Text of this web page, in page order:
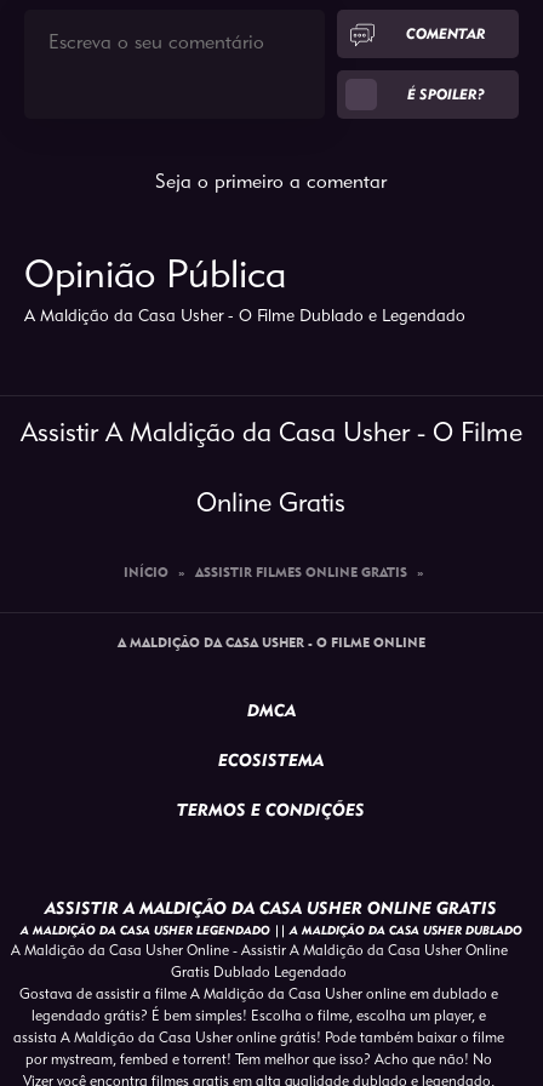
COMENTAR
É SPOILER?
Seja o primeiro a comentar
Opinião Pública
A Maldição da Casa Usher - O Filme Dublado e Legendado
Assistir A Maldição da Casa Usher - O Filme
Online Gratis
INÍCIO » ASSISTIR FILMES ONLINE GRATIS »
A MALDIÇÃO DA CASA USHER - O FILME ONLINE
DMCA
ECOSISTEMA
TERMOS E CONDIÇÕES
ASSISTIR A MALDIÇÃO DA CASA USHER ONLINE GRATIS
A MALDIÇÃO DA CASA USHER LEGENDADO || A MALDIÇÃO DA CASA USHER DUBLADO
A Maldição da Casa Usher Online - Assistir A Maldição da Casa Usher Online
Gratis Dublado Legendado
Gostava de assistir a filme A Maldição da Casa Usher online em dublado e
legendado grátis? É bem simples! Escolha o filme, escolha um player, e
assista A Maldição da Casa Usher online grátis! Pode também baixar o filme
por mystream, fembed e torrent! Tem melhor que isso? Acho que não! No
Vizer você encontra filmes gratis em alta qualidade dublado e legendado,